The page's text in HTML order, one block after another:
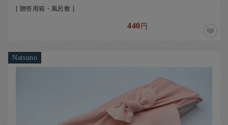
[ 贈答用箱・風呂敷 ]
440円
Natsuno